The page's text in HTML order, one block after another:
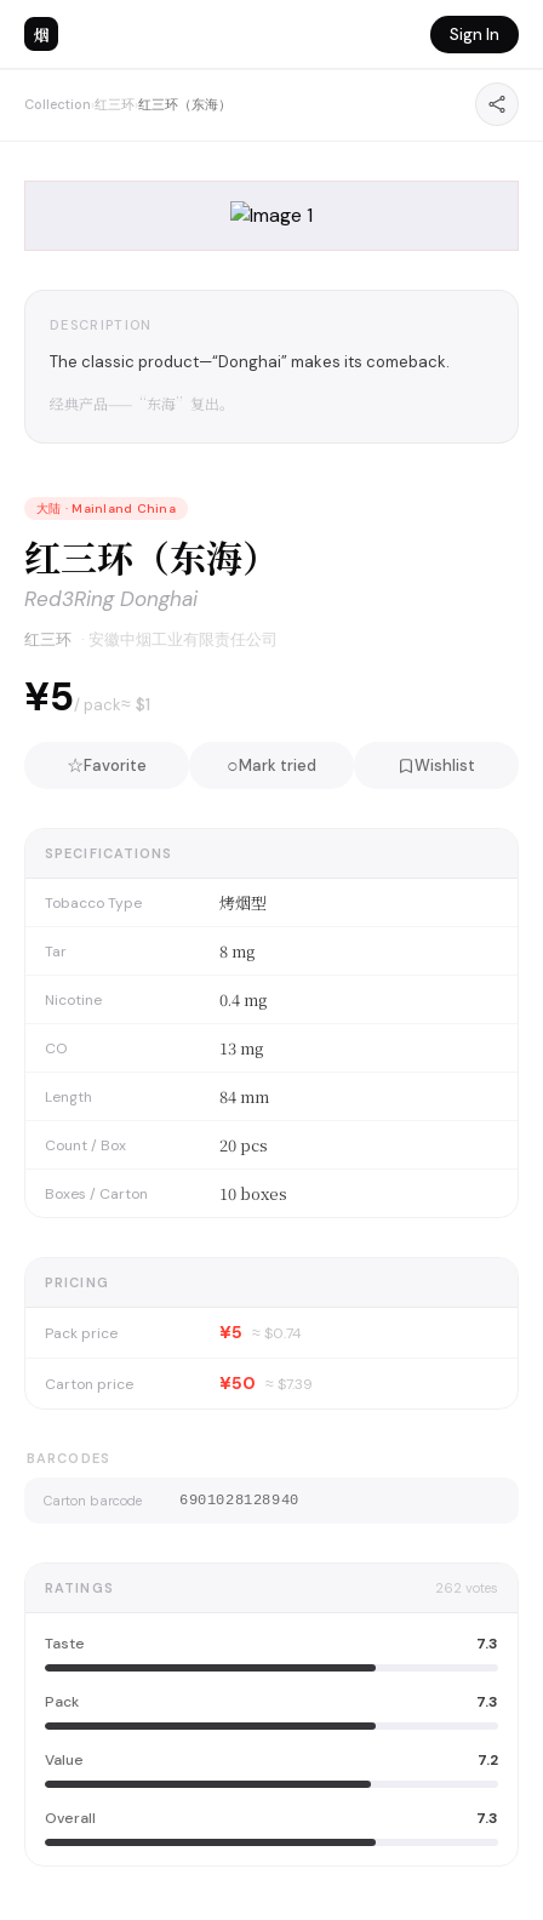
烟 Sign In
Collection›红三环›红三环（东海）
DESCRIPTION
The classic product—“Donghai” makes its comeback.
经典产品——“东海”复出。
大陆 · Mainland China
红三环（东海）
Red3Ring Donghai
红三环 · 安徽中烟工业有限责任公司
¥5/ pack≈ $1
☆Favorite ○Mark tried Wishlist
SPECIFICATIONS
Tobacco Type 烤烟型
Tar 8 mg
Nicotine 0.4 mg
CO 13 mg
Length 84 mm
Count / Box 20 pcs
Boxes / Carton 10 boxes
PRICING
Pack price ¥5 ≈ $0.74
Carton price ¥50 ≈ $7.39
BARCODES
Carton barcode 6901028128940
RATINGS 262 votes
Taste 7.3
Pack 7.3
Value 7.2
Overall 7.3